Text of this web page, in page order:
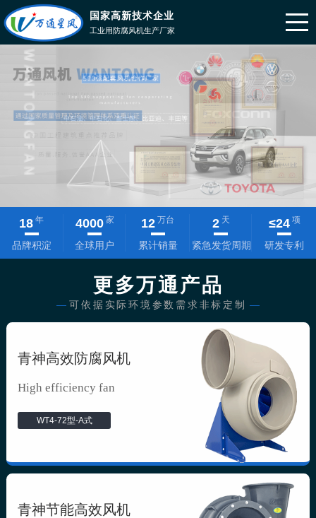
国家高新技术企业
工业用防腐风机生产厂家
18 年
品牌积淀
4000家
全球用户
12 万台
累计销量
2 天
紧急发货周期
≤24 项
研发专利
更多万通产品
— 可依据实际环境参数需求非标定制 —
青神高效防腐风机
High efficiency fan
WT4-72型-A式
青神节能高效风机